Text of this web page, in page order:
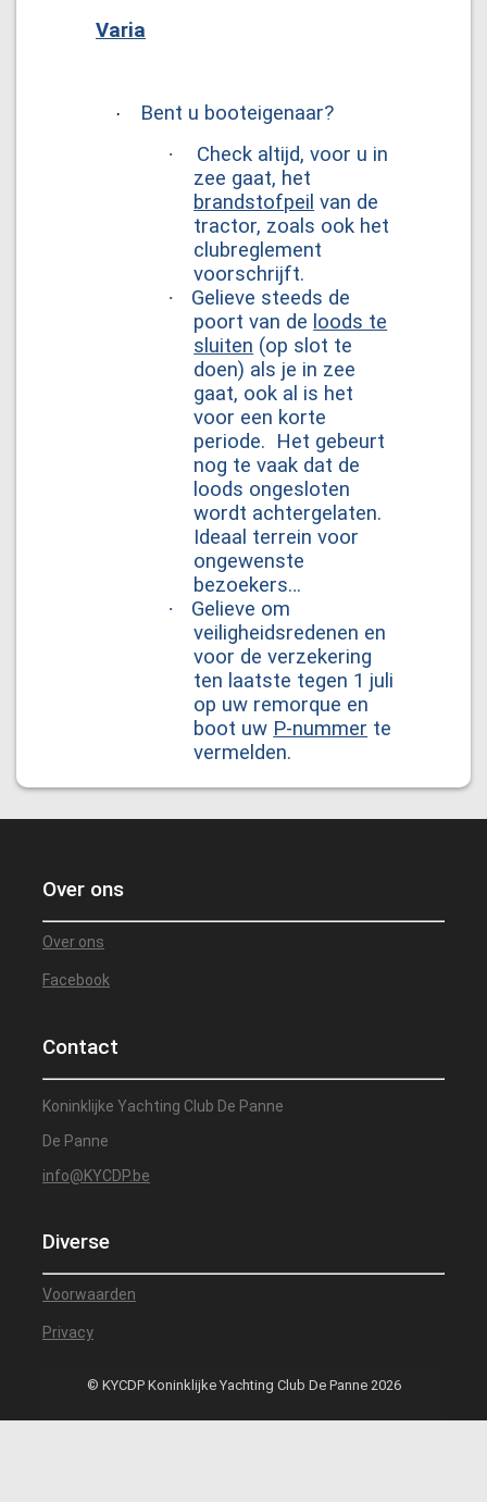
Varia
· Bent u booteigenaar?
·
Check altijd, voor u in
zee gaat, het
brandstofpeil van de
tractor, zoals ook het
clubreglement
voorschrijft.
·
Gelieve steeds de
poort van de loods te
sluiten (op slot te
doen) als je in zee
gaat, ook al is het
voor een korte
periode. Het gebeurt
nog te vaak dat de
loods ongesloten
wordt achtergelaten.
Ideaal terrein voor
ongewenste
bezoekers…
·
Gelieve om
veiligheidsredenen en
voor de verzekering
ten laatste tegen 1 juli
op uw remorque en
boot uw P-nummer te
vermelden.
Over ons
Over ons
Facebook
Contact
Koninklijke Yachting Club De Panne
De Panne
info@KYCDP.be
Diverse
Voorwaarden
Privacy
© KYCDP Koninklijke Yachting Club De Panne 2026